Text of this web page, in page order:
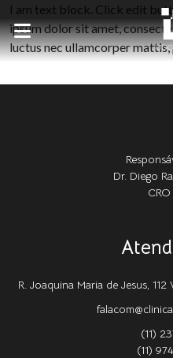
I am text block. Click edit
ipsum dolor sit amet,
luctus nec ullamcorper
Dr. Diego
R. Joaquina Maria de Jesus,
(11)
(11)